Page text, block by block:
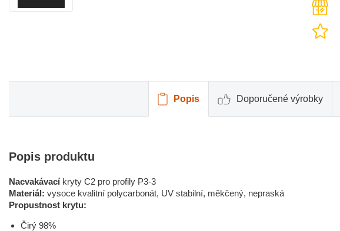
Popis Doporučené výrobky
Popis produktu
Nacvakávacíkryty C2 pro profily P3-3
Materiál: vysoce kvalitní polycarbonát, UV stabilní, měkčený, nepraská
Propustnost krytu:
Čirý 98%